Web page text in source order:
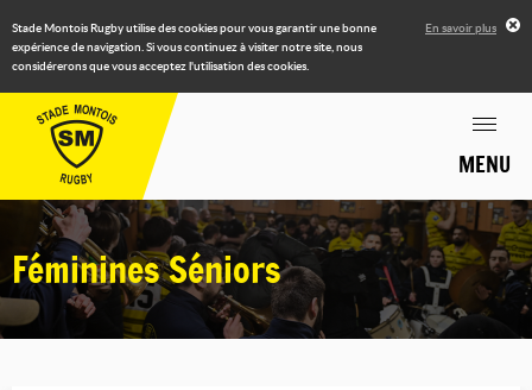
Stade Montois Rugby utilise des cookies pour vous garantir une bonne
expérience de navigation. Si vous continuez à visiter notre site, nous
considérerons que vous acceptez l'utilisation des cookies.
En savoir plus
MENU
Féminines Séniors